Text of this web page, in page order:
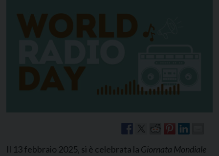
Il 13 febbraio 2025, si è celebrata la Giornata Mondiale